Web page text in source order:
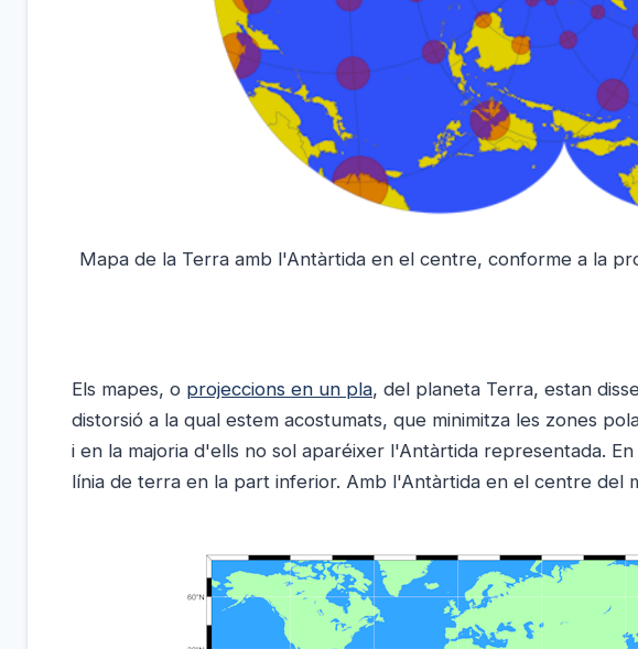
Mapa de la Terra amb l'Antàrtida en el centre, conforme a la
Els mapes, o projeccions en un pla, del planeta Terra, estan
distorsió a la qual estem acostumats, que minimitza les zones
i en la majoria d'ells no sol aparéixer l'Antàrtida representada.
línia de terra en la part inferior. Amb l'Antàrtida en el centre del